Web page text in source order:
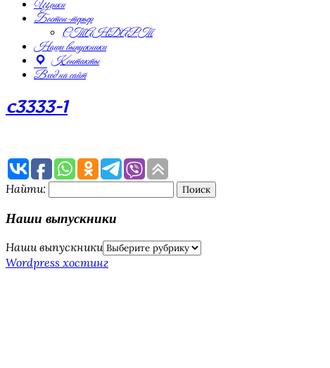
Щенки
Бостон-терьер
СТАНДАРТ
Наши выпускники
Контакты
Вход на сайт
c3333-1
Найти:
Наши выпускники
Наши выпускники
Wordpress хостинг